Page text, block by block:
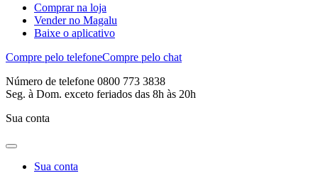
Comprar na loja
Vender no Magalu
Baixe o aplicativo
Compre pelo telefoneCompre pelo chat
Número de telefone 0800 773 3838
Seg. à Dom. exceto feriados das 8h às 20h
Sua conta
Sua conta